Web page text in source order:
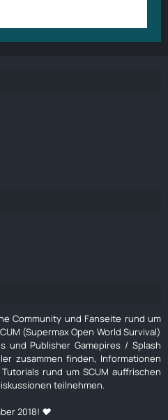
Community und Fanseite rund um
(Supermax Open World Survival)
und Publisher Gamepires / Splash
zusammen finden, Informationen
rund um SCUM auffrischen
teilnehmen.
2018! ❤️